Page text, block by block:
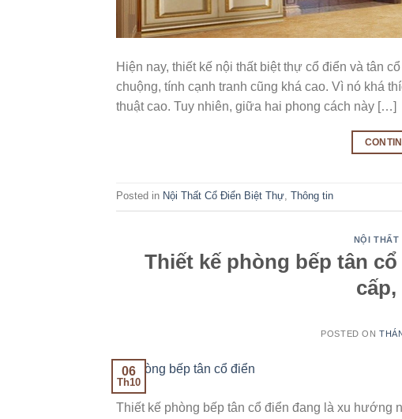
Hiện nay, thiết kế nội thất biệt thự cổ điển và tân
chuộng, tính cạnh tranh cũng khá cao. Vì nó khá
thuật cao. Tuy nhiên, giữa hai phong cách này […]
Posted in Nội Thất Cổ Điển Biệt Thự, Thông tin
NỘI THẤT
Thiết kế phòng bếp tân
POSTED ON
06
Th10
Thiết kế phòng bếp tân cổ điển đang là xu hướng